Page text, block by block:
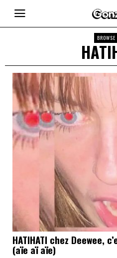
BROWSE
HATIHATI chez Deewee,
(aïe aï aïe)